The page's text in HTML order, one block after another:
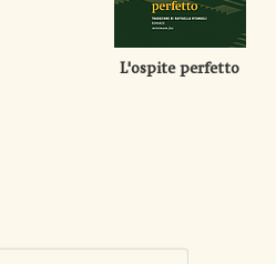
L'ospite perfetto